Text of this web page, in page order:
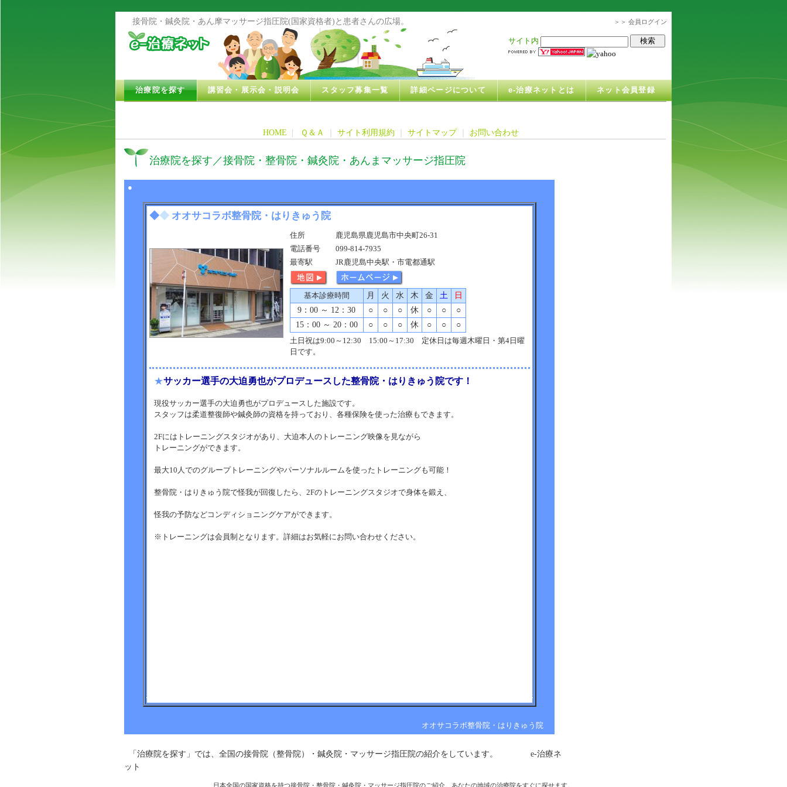
接骨院・鍼灸院・あん摩マッサージ指圧院(国家資格者)と患者さんの広場。 ＞＞ 会員ログイン
サイト内
治療院を探す 講習会・展示会・説明会 スタッフ募集一覧 詳細ページについて e-治療ネットとは ネット会員登録
HOME | Ｑ＆Ａ サイト利用規約 サイトマップ｜ お問い合わせ
治療院を探す／接骨院・整骨院・鍼灸院・あんまマッサージ指圧院
●
◆◆オオサコラボ整骨院・はりきゅう院
住所
鹿児島県鹿児島市中央町26-31
電話番号
099-814-7935
最寄駅
JR鹿児島中央駅・市電都通駅
基本診療時間 月 火 水 木 金 土
日
9：00 ～ 12：30
○ ○ ○ 休 ○ ○
○
15：00 ～ 20：00
○ ○ ○ 休 ○ ○
○
土日祝は9:00～12:30 15:00～17:30 定休日は毎週木曜日・第4日曜
日です。
★サッカー選手の大迫勇也がプロデュースした整骨院・はりきゅう院です！
現役サッカー選手の大迫勇也がプロデュースした施設です。
スタッフは柔道整復師や鍼灸師の資格を持っており、各種保険を使った治療もできます。
2Fにはトレーニングスタジオがあり、大迫本人のトレーニング映像を見ながら
トレーニングができます。
最大10人でのグループトレーニングやパーソナルルームを使ったトレーニングも可能！
整骨院・はりきゅう院で怪我が回復したら、2Fのトレーニングスタジオで身体を鍛え、
怪我の予防などコンディショニングケアができます。
※トレーニングは会員制となります。詳細はお気軽にお問い合わせください。
オオサコラボ整骨院・はりきゅう院
「治療院を探す」では、全国の接骨院（整骨院）・鍼灸院・マッサージ指圧院の紹介をしています。 e-治療ネ
ット
日本全国の国家資格を持つ接骨院・整骨院・鍼灸院・マッサージ指圧院のご紹介。あなたの地域の治療院をすぐに探せます。